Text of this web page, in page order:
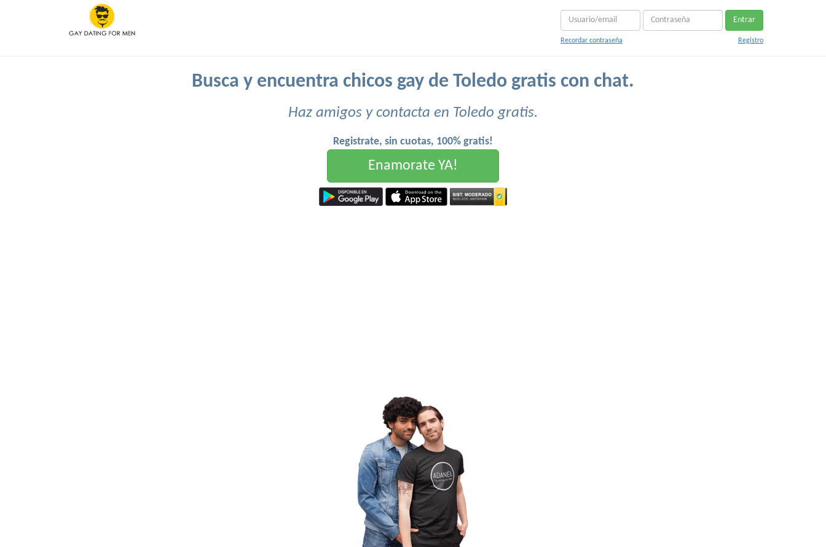
Entrar
Recordar contraseña Registro
Busca y encuentra chicos gay de Toledo gratis con chat.
Haz amigos y contacta en Toledo gratis.
Registrate, sin cuotas, 100% gratis!
Enamorate YA!